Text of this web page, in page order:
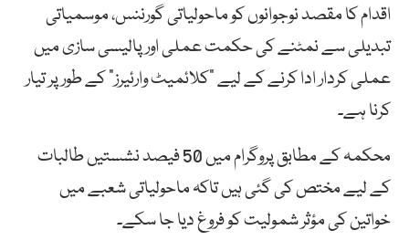
اقدام کا مقصد نوجوانوں کو ماحولیاتی گورننس، موسمیاتی
تبدیلی سے نمٹنے کی حکمت عملی اور پالیسی سازی میں
عملی کردار ادا کرنے کے لیے “کلائمیٹ وارئیرز” کے طور پر تیار
کرنا ہے۔
محکمہ کے مطابق پروگرام میں 50 فیصد نشستیں طالبات
کے لیے مختص کی گئی ہیں تاکہ ماحولیاتی شعبے میں
خواتین کی مؤثر شمولیت کو فروغ دیا جا سکے۔